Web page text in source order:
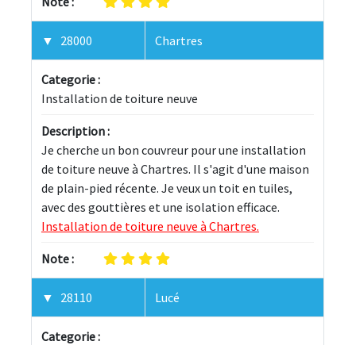
28000 Chartres
Categorie :
Installation de toiture neuve
Description :
Je cherche un bon couvreur pour une installation
de toiture neuve à Chartres. Il s'agit d'une maison
de plain-pied récente. Je veux un toit en tuiles,
avec des gouttières et une isolation efficace.
Installation de toiture neuve à Chartres.
Note :
28110 Lucé
Categorie :